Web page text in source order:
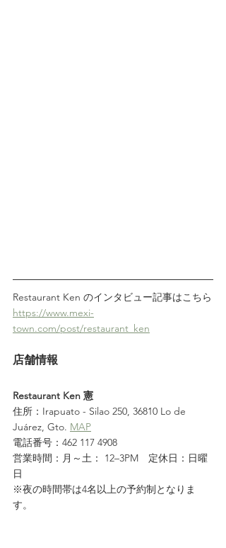
Restaurant Ken のインタビュー記事はこちら
https://www.mexi-
town.com/post/restaurant_ken
店舗情報
Restaurant Ken 憲
住所：Irapuato - Silao 250, 36810 Lo de
Juárez, Gto. MAP
電話番号：462 117 4908
営業時間：月～土： 12–3PM　定休日：日曜
日
※夜の時間帯は4名以上の予約制となりま
す。